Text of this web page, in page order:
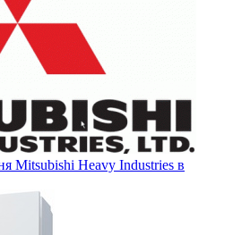
Mitsubishi Heavy Industries в